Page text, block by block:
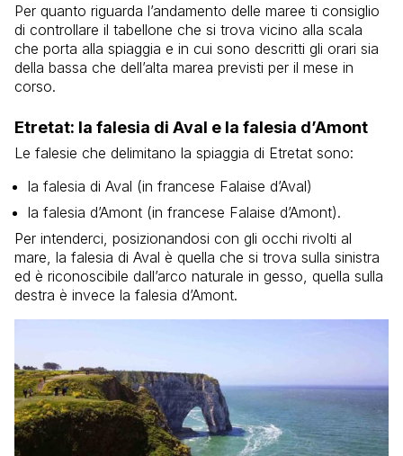
Per quanto riguarda l’andamento delle maree ti consiglio
di controllare il tabellone che si trova vicino alla scala
che porta alla spiaggia e in cui sono descritti gli orari sia
della bassa che dell’alta marea previsti per il mese in
corso.
Etretat: la falesia di Aval e la falesia d’Amont
Le falesie che delimitano la spiaggia di Etretat sono:
la falesia di Aval (in francese Falaise d’Aval)
la falesia d’Amont (in francese Falaise d’Amont).
Per intenderci, posizionandosi con gli occhi rivolti al
mare, la falesia di Aval è quella che si trova sulla sinistra
ed è riconoscibile dall’arco naturale in gesso, quella sulla
destra è invece la falesia d’Amont.